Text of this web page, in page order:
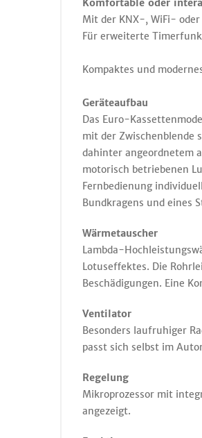
Komfortable oder
Mit der KNX-, WiFi-
Für erweiterte
Kompaktes und
Geräteaufbau
Das Euro-
mit der Zwischenblende
dahinter angeordnetem
motorisch betriebenen
Fernbedienung
Bundkragens und eines
Wärmetauscher
Lambda-
Lotuseffektes. Die
Beschädigungen. Eine
Ventilator
Besonders laufruhiger
passt sich selbst im
Regelung
Mikroprozessor mit
angezeigt.